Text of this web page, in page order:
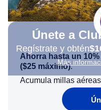
Únete a
Regístrate y obtén
Más
Ahorra hasta un 10%
($25 máximo).
Acumula millas